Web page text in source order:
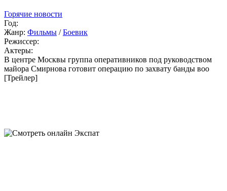
Горячие новости
Год:
Жанр: Фильмы /Боевик
Режиссер:
Актеры:
В центре Москвы группа оперативников под руководством
майора Смирнова готовит операцию по захвату банды воо
[Трейлер]